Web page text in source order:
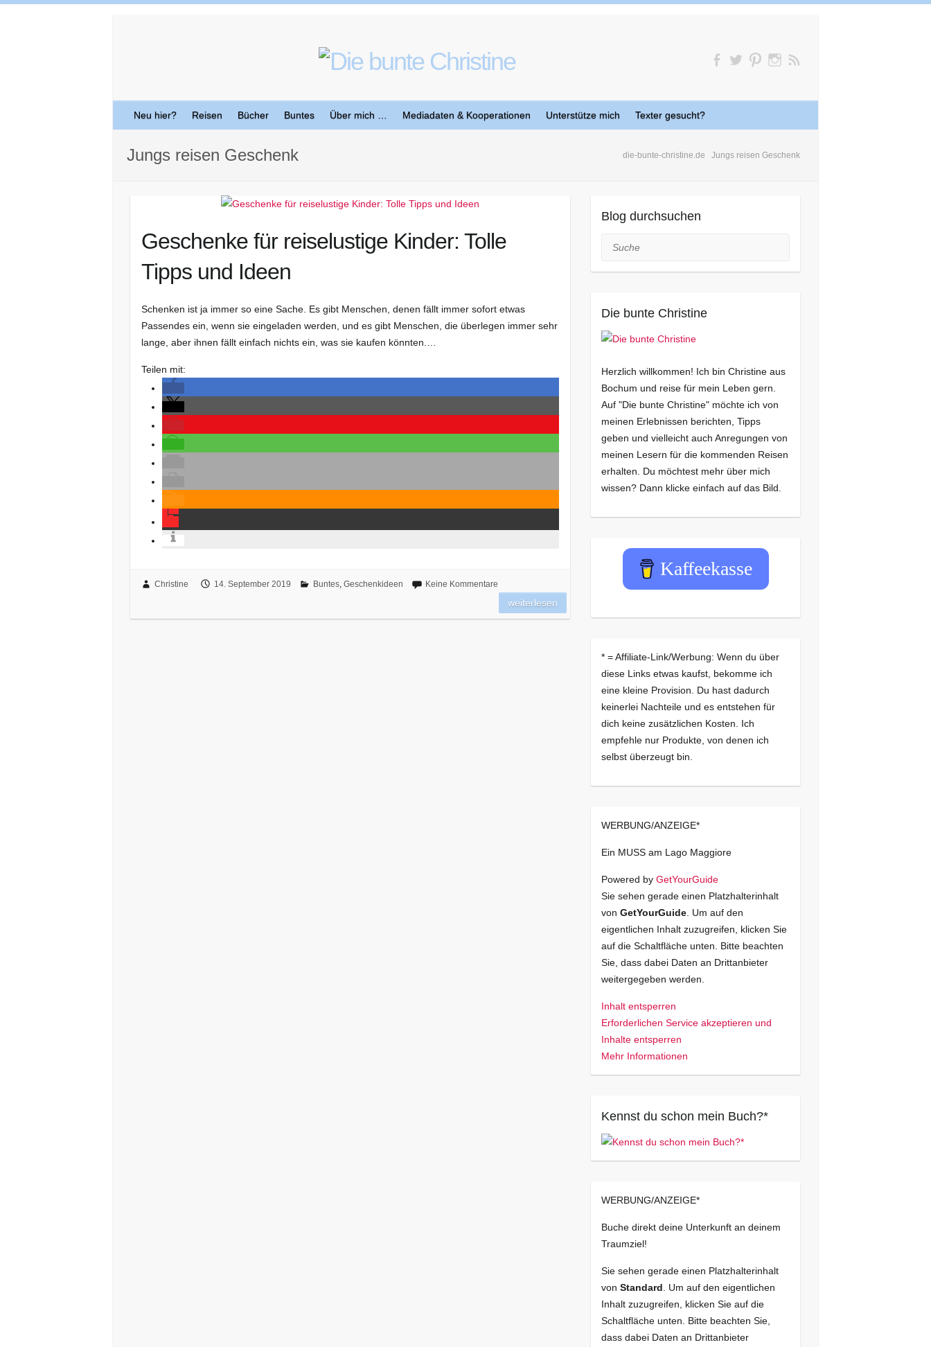
Neu hier? Reisen Bücher Buntes Über mich … Mediadaten & Kooperationen Unterstütze mich Texter gesucht?
die-bunte-christine.de Jungs reisen Geschenk
Jungs reisen Geschenk
Geschenke für reiselustige Kinder: Tolle
Tipps und Ideen
Schenken ist ja immer so eine Sache. Es gibt Menschen, denen fällt immer sofort etwas
Passendes ein, wenn sie eingeladen werden, und es gibt Menschen, die überlegen immer sehr
lange, aber ihnen fällt einfach nichts ein, was sie kaufen könnten.…
Teilen mit:
Christine 14. September 2019 Buntes, Geschenkideen Keine Kommentare
weiterlesen
Blog durchsuchen
Suche
Die bunte Christine
Herzlich willkommen! Ich bin Christine aus
Bochum und reise für mein Leben gern.
Auf "Die bunte Christine" möchte ich von
meinen Erlebnissen berichten, Tipps
geben und vielleicht auch Anregungen von
meinen Lesern für die kommenden Reisen
erhalten. Du möchtest mehr über mich
wissen? Dann klicke einfach auf das Bild.
Kaffeekasse
* = Affiliate-Link/Werbung: Wenn du über
diese Links etwas kaufst, bekomme ich
eine kleine Provision. Du hast dadurch
keinerlei Nachteile und es entstehen für
dich keine zusätzlichen Kosten. Ich
empfehle nur Produkte, von denen ich
selbst überzeugt bin.
WERBUNG/ANZEIGE*
Ein MUSS am Lago Maggiore
Powered by GetYourGuide
Sie sehen gerade einen Platzhalterinhalt
von GetYourGuide. Um auf den
eigentlichen Inhalt zuzugreifen, klicken Sie
auf die Schaltfläche unten. Bitte beachten
Sie, dass dabei Daten an Drittanbieter
weitergegeben werden.
Inhalt entsperren
Erforderlichen Service akzeptieren und
Inhalte entsperren
Mehr Informationen
Kennst du schon mein Buch?*
WERBUNG/ANZEIGE*
Buche direkt deine Unterkunft an deinem
Traumziel!
Sie sehen gerade einen Platzhalterinhalt
von Standard . Um auf den eigentlichen
Inhalt zuzugreifen, klicken Sie auf die
Schaltfläche unten. Bitte beachten Sie,
dass dabei Daten an Drittanbieter